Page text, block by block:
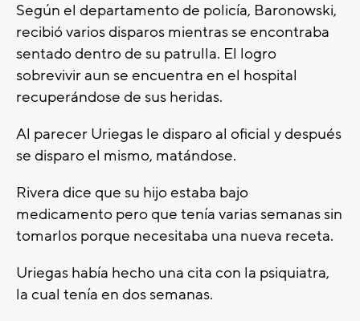
Según el departamento de policía, Baronowski,
recibió varios disparos mientras se encontraba
sentado dentro de su patrulla. El logro
sobrevivir aun se encuentra en el hospital
recuperándose de sus heridas.
Al parecer Uriegas le disparo al oficial y después
se disparo el mismo, matándose.
Rivera dice que su hijo estaba bajo
medicamento pero que tenía varias semanas sin
tomarlos porque necesitaba una nueva receta.
Uriegas había hecho una cita con la psiquiatra,
la cual tenía en dos semanas.